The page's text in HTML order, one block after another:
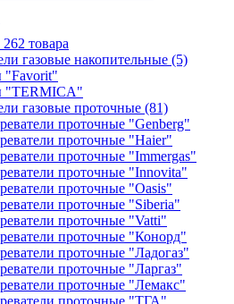
262 товара
газовые накопительные (5)
"Favorit"
"TERMICA"
газовые проточные (81)
проточные "Genberg"
проточные "Haier"
проточные "Immergas"
проточные "Innovita"
проточные "Oasis"
проточные "Siberia"
проточные "Vatti"
проточные "Конорд"
проточные "Ладогаз"
проточные "Ларгаз"
проточные "Лемакс"
проточные "ТГА"